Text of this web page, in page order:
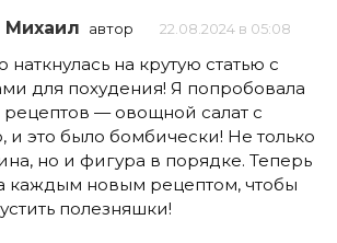
Михаил автор 22.08.2024 в 05:08
наткнулась на крутую статью с
для похудения! Я попробовала
— овощной салат с
и это было бомбически! Не только
но и фигура в порядке. Теперь
каждым новым рецептом, чтобы
полезняшки!